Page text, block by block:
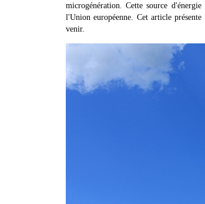
microgénération. Cette source
l'Union européenne. Cet article
venir.